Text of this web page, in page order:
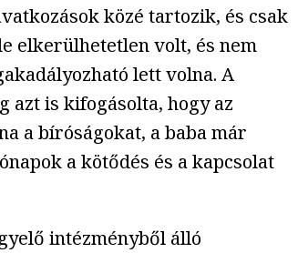
közé tartozik, és csak
elkerülhetetlen volt, és nem
lett volna. A
is kifogásolta, hogy az
a bíróságokat, a baba már
a kötődés és a kapcsolat
intézményből álló